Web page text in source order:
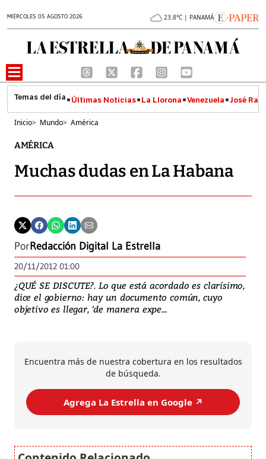
MIÉRCOLES 05 AGOSTO 2026 23.8°C | PANAMÁ
Últimas Noticias La Llorona Venezuela José
Inicio> Mundo> América
AMÉRICA
Muchas dudas en La Habana
PorRedacción Digital La Estrella
20/11/2012 01:00
¿QUÉ SE DISCUTE?. Lo que está acordado es clarísimo,
dice el gobierno: hay un documento común, cuyo
objetivo es llegar, ‘de manera expe...
Encuentra más de nuestra cobertura en los resultados
de búsqueda.
Agrega La Estrella en Google ↗️